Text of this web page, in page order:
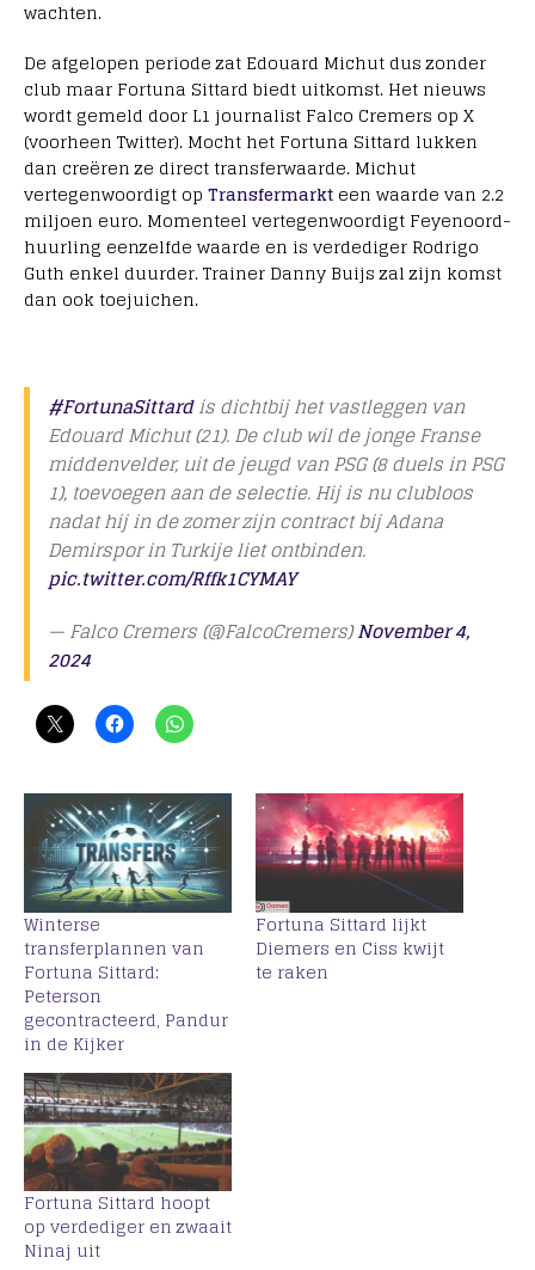
wachten.
De afgelopen periode zat Edouard Michut dus zonder
club maar Fortuna Sittard biedt uitkomst. Het nieuws
wordt gemeld door L1 journalist Falco Cremers op X
(voorheen Twitter). Mocht het Fortuna Sittard lukken
dan creëren ze direct transferwaarde. Michut
vertegenwoordigt op Transfermarkt een waarde van 2.2
miljoen euro. Momenteel vertegenwoordigt Feyenoord-
huurling eenzelfde waarde en is verdediger Rodrigo
Guth enkel duurder. Trainer Danny Buijs zal zijn komst
dan ook toejuichen.
#FortunaSittardis dichtbij het vastleggen van
Edouard Michut (21). De club wil de jonge Franse
middenvelder, uit de jeugd van PSG (8 duels in PSG
1), toevoegen aan de selectie. Hij is nu clubloos
nadat hij in de zomer zijn contract bij Adana
Demirspor in Turkije liet ontbinden.
pic.twitter.com/Rffk1CYMAY
— Falco Cremers (@FalcoCremers)November 4,
2024
Winterse
transferplannen van
Fortuna Sittard:
Peterson
gecontracteerd, Pandur
in de Kijker
Fortuna Sittard lijkt
Diemers en Ciss kwijt
te raken
Fortuna Sittard hoopt
op verdediger en zwaait
Ninaj uit